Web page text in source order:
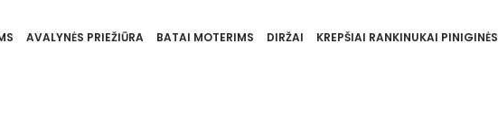
AVALYNĖS PRIEŽIŪRA BATAI MOTERIMS DIRŽAI KREPŠIAI RANKINUKAI PINIGINĖS